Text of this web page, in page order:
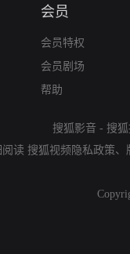
会员
会员特权
会员剧场
帮助
搜狐影音 - 搜
读 搜狐视频隐私政策、